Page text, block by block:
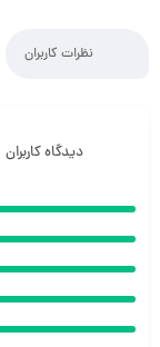
نظرات کاربران
دیدگاه کاربران